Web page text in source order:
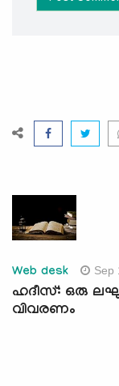
Web desk Sep
ഹദീസ്: ഒരു
വിവരണം